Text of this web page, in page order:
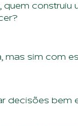
sim com
decisões